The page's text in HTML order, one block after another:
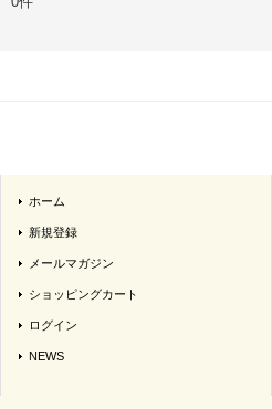
ホーム
新規登録
メールマガジン
ショッピングカート
ログイン
NEWS